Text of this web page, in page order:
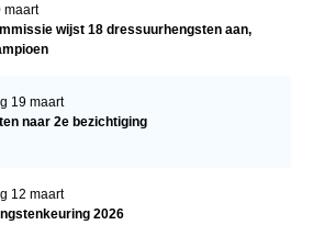
maart
wijst 18 dressuurhengsten aan,
19 maart
naar 2e bezichtiging
12 maart
2026